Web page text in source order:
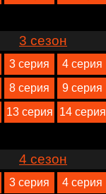
3 сезон
3 серия 4 серия
8 серия 9 серия
13 серия 14 серия
4 сезон
3 серия 4 серия